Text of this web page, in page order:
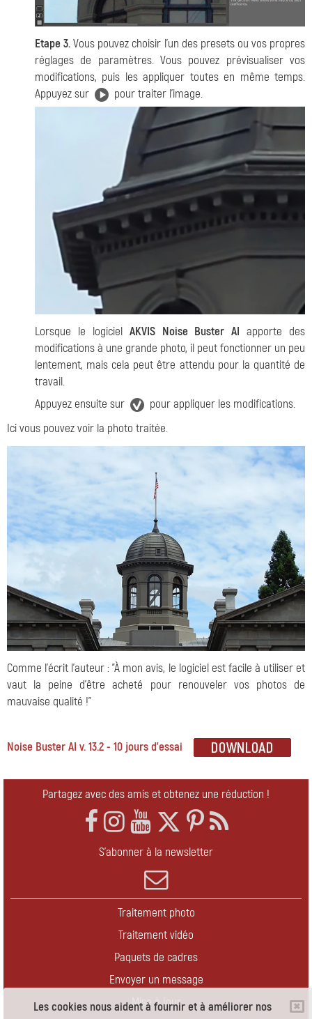
Les cookies nous aident à fournir et à améliorer nos
Etape 3.Vous pouvez choisir l'un des presets ou vos propres
réglages de paramètres. Vous pouvez prévisualiser vos
modifications, puis les appliquer toutes en même temps.
Appuyez sur
pour traiter l'image.
Lorsque le logiciel AKVIS Noise Buster AI apporte des
modifications à une grande photo, il peut fonctionner un peu
lentement, mais cela peut être attendu pour la quantité de
travail.
Appuyez ensuite sur
pour appliquer les modifications.
Ici vous pouvez voir la photo traitée.
Comme l'écrit l'auteur : "À mon avis, le logiciel est facile à utiliser et
vaut la peine d'être acheté pour renouveler vos photos de
mauvaise qualité !"
Noise Buster AI v. 13.2 - 10 jours d'essai
Partagez avec des amis et obtenez une réduction !
S'abonner à la newsletter
Traitement photo
Traitement vidéo
Paquets de cadres
Envoyer un message
Mise à jour